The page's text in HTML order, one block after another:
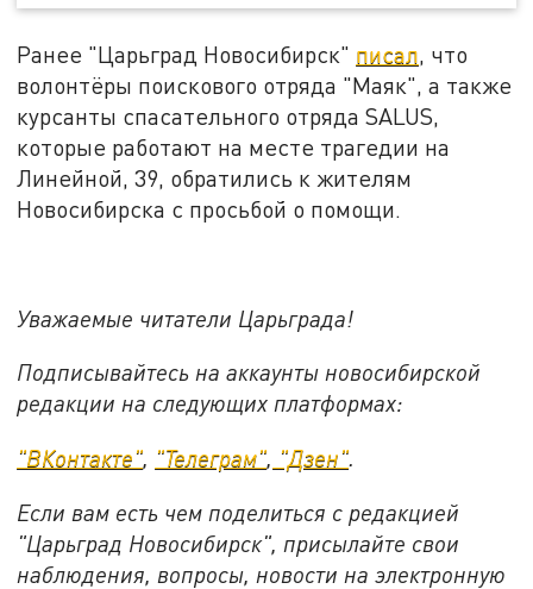
Ранее "Царьград Новосибирск" писал, что
волонтёры поискового отряда "Маяк", а также
курсанты спасательного отряда SALUS,
которые работают на месте трагедии на
Линейной, 39, обратились к жителям
Новосибирска с просьбой о помощи.
Уважаемые читатели Царьграда!
Подписывайтесь на аккаунты новосибирской
редакции на следующих платформах:
"ВКонтакте", "Телеграм", "Дзен".
Если вам есть чем поделиться с редакцией
"Царьград Новосибирск", присылайте свои
наблюдения, вопросы, новости на электронную